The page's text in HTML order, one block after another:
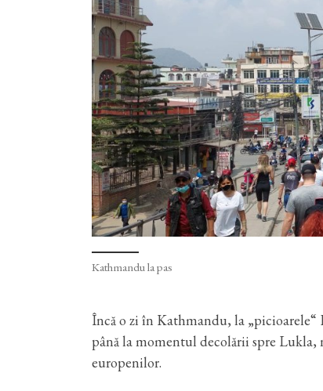
Kathmandu la pas
Încă o zi în Kathmandu, la
până la momentul decolării spre Lukla,
europenilor.